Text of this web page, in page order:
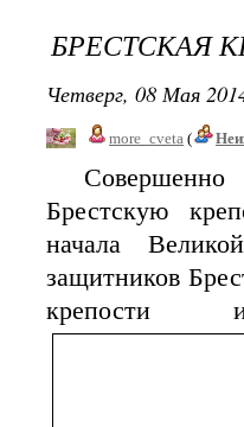
БРЕСТСКАЯ
Четверг, 08 Мая
more_cveta (
Совершенно
Брестскую
начала
защитников